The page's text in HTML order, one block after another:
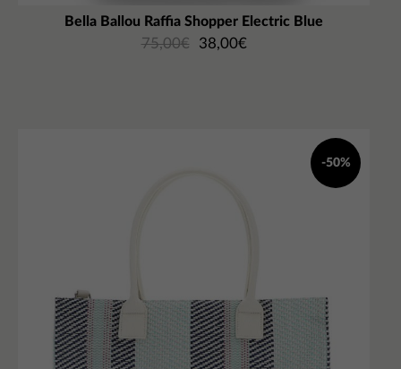
Bella Ballou Raffia Shopper Electric Blue
75,00€ 38,00€
-50%